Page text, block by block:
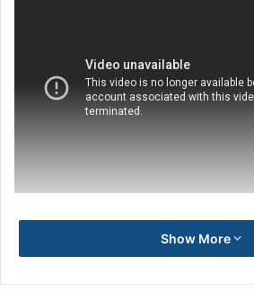
Show More